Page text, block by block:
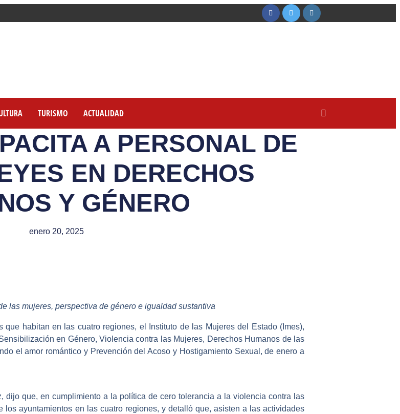
TURISMO ACTUALIDAD
A PERSONAL DE
EN DERECHOS
Y GÉNERO
enero 20, 2025
las mujeres, perspectiva de género e igualdad sustantiva
habitan en las cuatro regiones, el Instituto de las Mujeres del Estado (Imes),
en Género, Violencia contra las Mujeres, Derechos Humanos de las
el amor romántico y Prevención del Acoso y Hostigamiento Sexual, de enero a
dijo que, en cumplimiento a la política de cero tolerancia a la violencia contra las
los ayuntamientos en las cuatro regiones, y detalló que, asisten a las actividades